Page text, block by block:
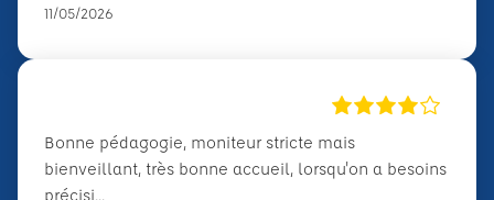
11/05/2026
Bonne pédagogie, moniteur stricte mais
bienveillant, très bonne accueil, lorsqu'on a besoins
précisi...